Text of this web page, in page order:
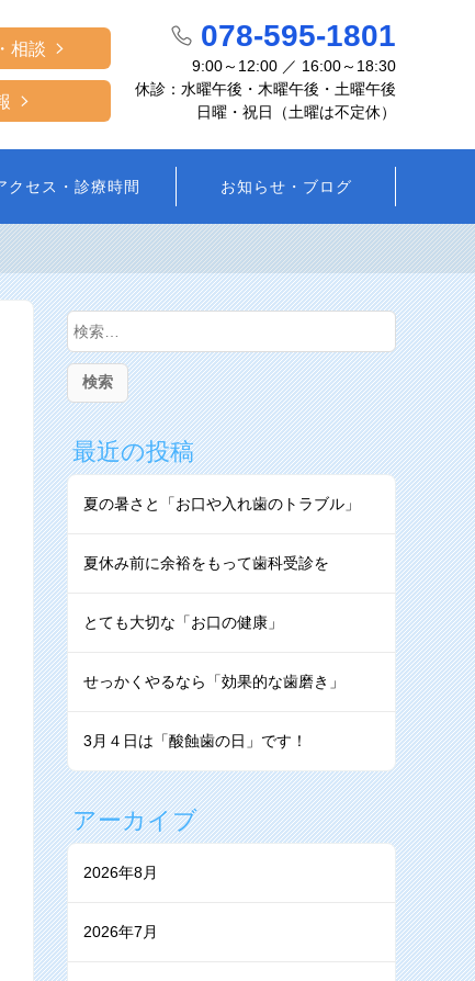
相談 078-595-1801
9:00～12:00 ／ 16:00～18:30
休診：水曜午後・木曜午後・土曜午後
日曜・祝日（土曜は不定休）
クセス・診療時間 お知らせ・ブログ
検
索:
最近の投稿
夏の暑さと「お口や入れ歯のトラブル」
夏休み前に余裕をもって歯科受診を
とても大切な「お口の健康」
せっかくやるなら「効果的な⻭磨き」
3月４日は「酸蝕歯の日」です！
アーカイブ
2026年8月
2026年7月